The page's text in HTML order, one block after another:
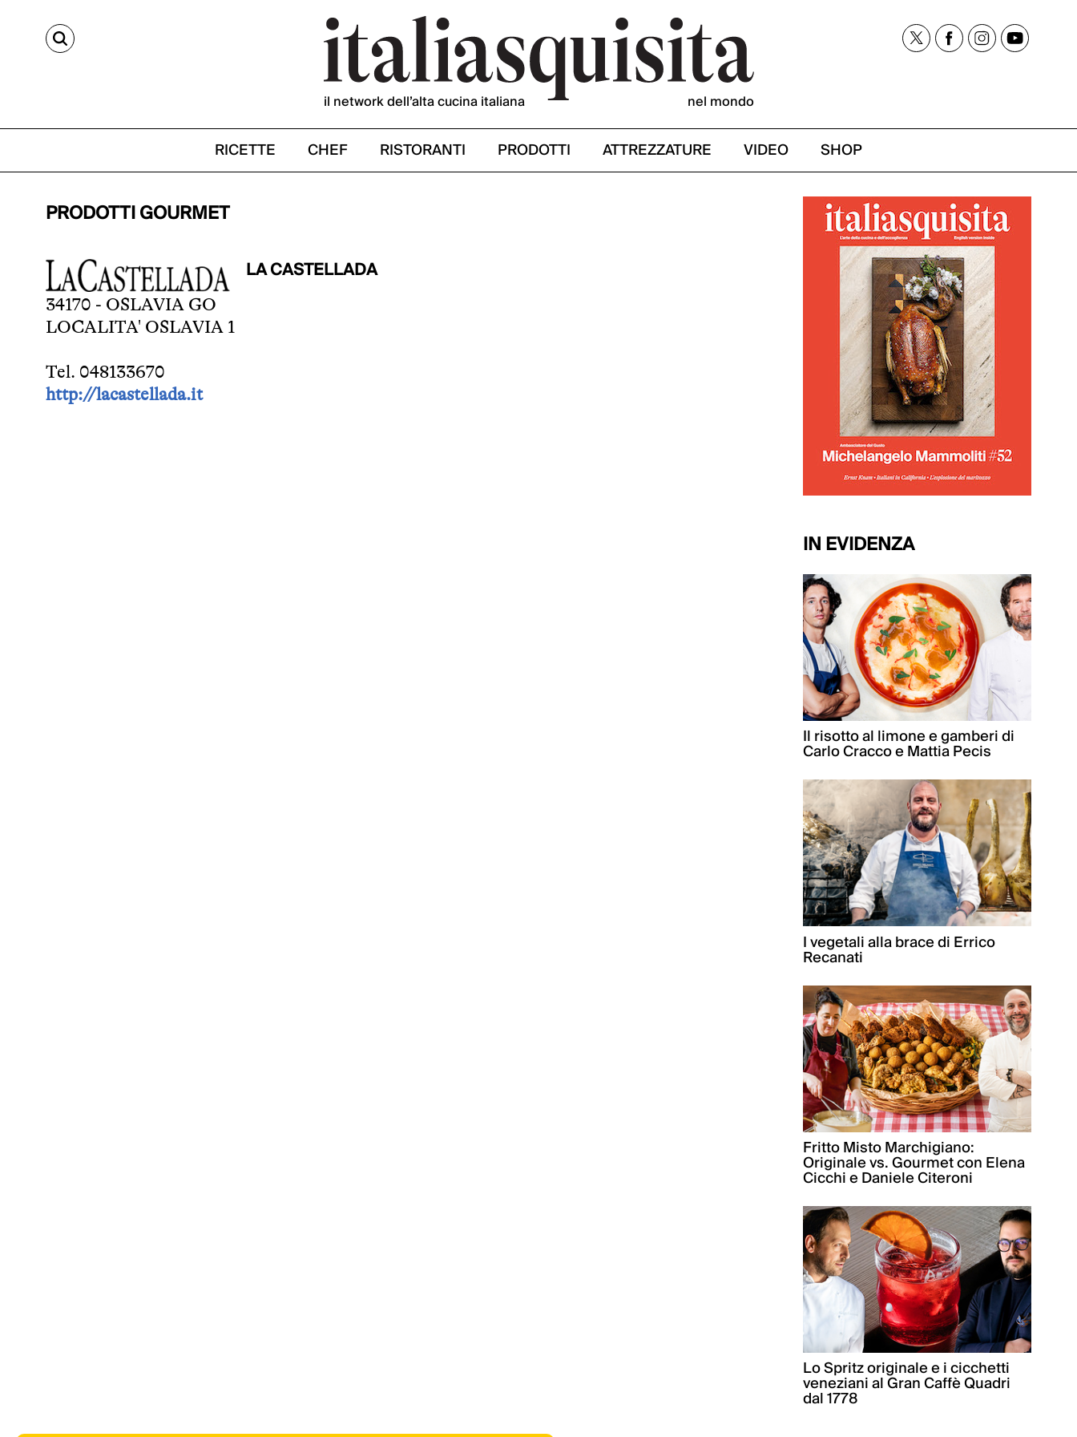
CERCA
il network dell’alta cucina italiana nel mondo
RICETTE CHEF RISTORANTI PRODOTTI ATTREZZATURE VIDEO SHOP
PRODOTTI GOURMET
LA CASTELLADA
34170 - OSLAVIA GO
LOCALITA' OSLAVIA 1
Tel. 048133670
http://lacastellada.it
IN EVIDENZA
Il risotto al limone e gamberi di
Carlo Cracco e Mattia Pecis
I vegetali alla brace di Errico
Recanati
Fritto Misto Marchigiano:
Originale vs. Gourmet con Elena
Cicchi e Daniele Citeroni
Lo Spritz originale e i cicchetti
veneziani al Gran Caffè Quadri
dal 1778